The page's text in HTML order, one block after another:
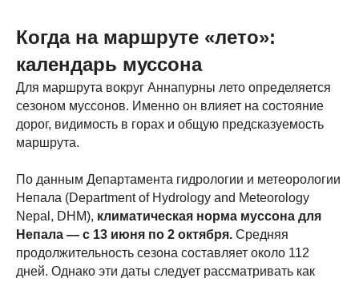
Когда на маршруте «лето»:
календарь муссона
Для маршрута вокруг Аннапурны лето определяется
сезоном муссонов. Именно он влияет на состояние
дорог, видимость в горах и общую предсказуемость
маршрута.
По данным Департамента гидрологии и метеорологии
Непала (Department of Hydrology and Meteorology
Nepal, DHM), климатическая норма муссона для
Непала — с 13 июня по 2 октября. Средняя
продолжительность сезона составляет около 112
дней. Однако эти даты следует рассматривать как